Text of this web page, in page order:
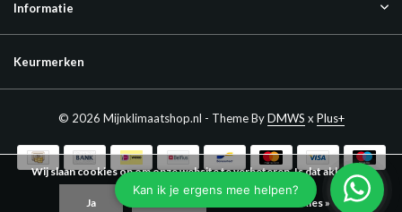
Informatie
Keurmerken
© 2026 Mijnklimaatshop.nl - Theme ByDMWS x Plus+
Wij slaan cookies op om onze website te verbeteren. Is dat akkoord?
Ja Meer over cookies »